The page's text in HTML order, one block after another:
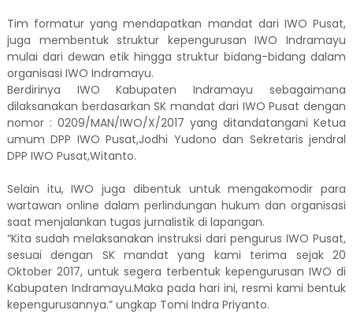
Tim formatur yang mendapatkan mandat dari IWO Pusat,
juga membentuk struktur kepengurusan IWO Indramayu
mulai dari dewan etik hingga struktur bidang-bidang dalam
organisasi IWO Indramayu.
Berdirinya IWO Kabupaten Indramayu sebagaimana
dilaksanakan berdasarkan SK mandat dari IWO Pusat dengan
nomor : 0209/MAN/IWO/X/2017 yang ditandatangani Ketua
umum DPP IWO Pusat,Jodhi Yudono dan Sekretaris jendral
DPP IWO Pusat,Witanto.
Selain itu, IWO juga dibentuk untuk mengakomodir para
wartawan online dalam perlindungan hukum dan organisasi
saat menjalankan tugas jurnalistik di lapangan.
“Kita sudah melaksanakan instruksi dari pengurus IWO Pusat,
sesuai dengan SK mandat yang kami terima sejak 20
Oktober 2017, untuk segera terbentuk kepengurusan IWO di
Kabupaten Indramayu.Maka pada hari ini, resmi kami bentuk
kepengurusannya.” ungkap Tomi Indra Priyanto.